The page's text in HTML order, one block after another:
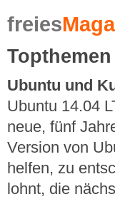
freies
Topthemen
Ubuntu und
Ubuntu 14.04
neue, fünf
Version von
helfen, zu
lohnt, die